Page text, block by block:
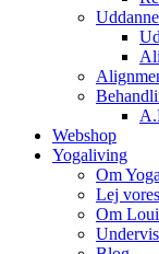
Webshop
Yogaliving
Om
Lej
Om